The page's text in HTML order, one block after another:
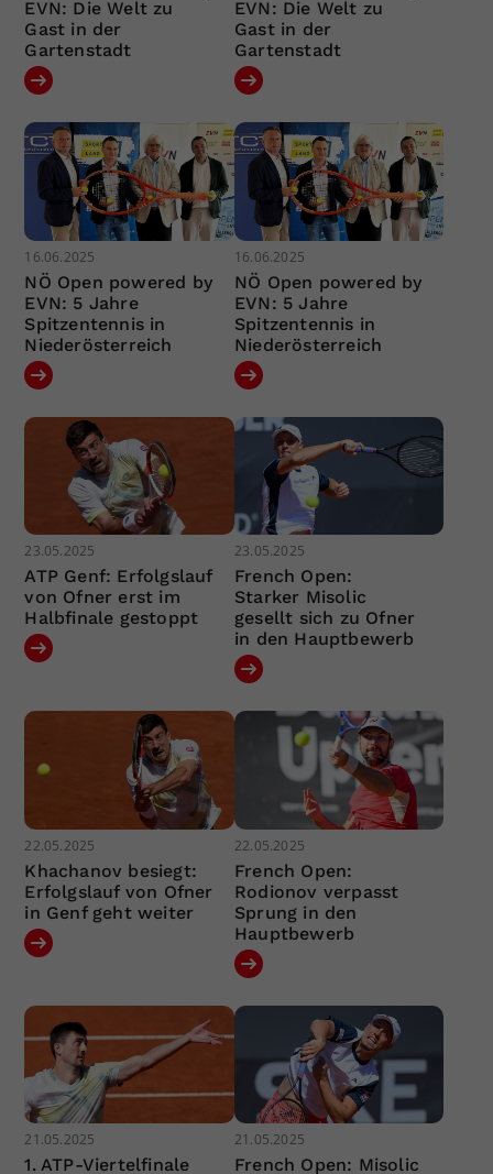
EVN: Die Welt zu
Gast in der
Gartenstadt
EVN: Die Welt zu
Gast in der
Gartenstadt
16.06.2025
NÖ Open powered by
EVN: 5 Jahre
Spitzentennis in
Niederösterreich
16.06.2025
NÖ Open powered by
EVN: 5 Jahre
Spitzentennis in
Niederösterreich
23.05.2025
ATP Genf: Erfolgslauf
von Ofner erst im
Halbfinale gestoppt
23.05.2025
French Open:
Starker Misolic
gesellt sich zu Ofner
in den Hauptbewerb
22.05.2025
Khachanov besiegt:
Erfolgslauf von Ofner
in Genf geht weiter
22.05.2025
French Open:
Rodionov verpasst
Sprung in den
Hauptbewerb
21.05.2025
1. ATP-Viertelfinale
21.05.2025
French Open: Misolic